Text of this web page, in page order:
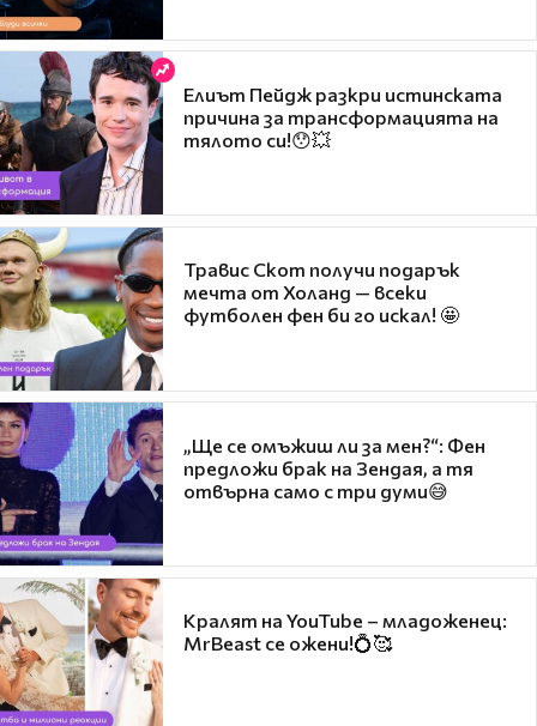
Елиът Пейдж разкри истинската
причина за трансформацията на
тялото си!😯💥
Травис Скот получи подарък
мечта от Холанд — всеки
футболен фен би го искал! 🤩
„Ще се омъжиш ли за мен?“: Фен
предложи брак на Зендая, а тя
отвърна само с три думи😅
Кралят на YouTube – младоженец:
MrBeast се ожени!💍🥰